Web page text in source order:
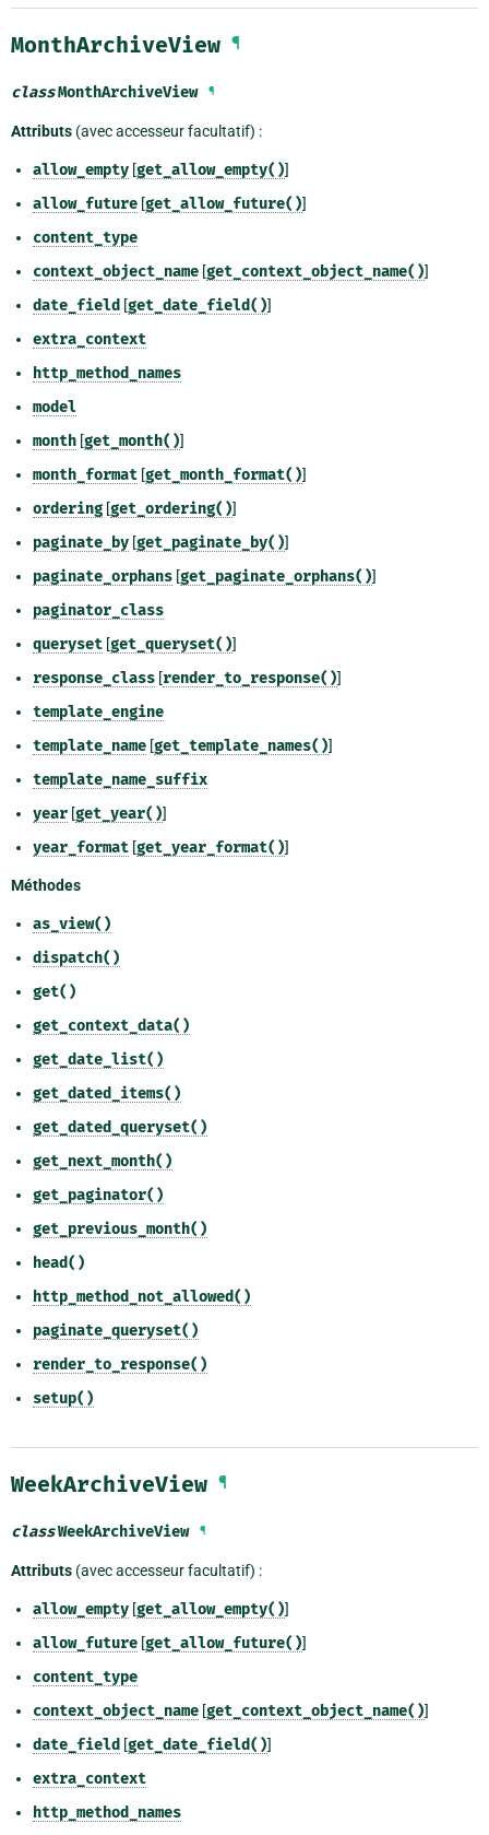
MonthArchiveView ¶
classMonthArchiveView ¶
Attributs (avec accesseur facultatif) :
allow_empty [get_allow_empty()]
allow_future [get_allow_future()]
content_type
context_object_name [get_context_object_name()]
date_field [get_date_field()]
extra_context
http_method_names
model
month [get_month()]
month_format [get_month_format()]
ordering [get_ordering()]
paginate_by [get_paginate_by()]
paginate_orphans [get_paginate_orphans()]
paginator_class
queryset [get_queryset()]
response_class [render_to_response()]
template_engine
template_name [get_template_names()]
template_name_suffix
year [get_year()]
year_format [get_year_format()]
Méthodes
as_view()
dispatch()
get()
get_context_data()
get_date_list()
get_dated_items()
get_dated_queryset()
get_next_month()
get_paginator()
get_previous_month()
head()
http_method_not_allowed()
paginate_queryset()
render_to_response()
setup()
WeekArchiveView ¶
classWeekArchiveView ¶
Attributs (avec accesseur facultatif) :
allow_empty [get_allow_empty()]
allow_future [get_allow_future()]
content_type
context_object_name [get_context_object_name()]
date_field [get_date_field()]
extra_context
http_method_names